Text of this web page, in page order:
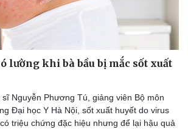
lường khi bà bầu bị mắc sốt xuất
sĩ Nguyễn Phương Tú, giảng viên Bộ môn
Đại học Y Hà Nội, sốt xuất huyết do virus
triệu chứng đặc hiệu nhưng để lại hậu quả